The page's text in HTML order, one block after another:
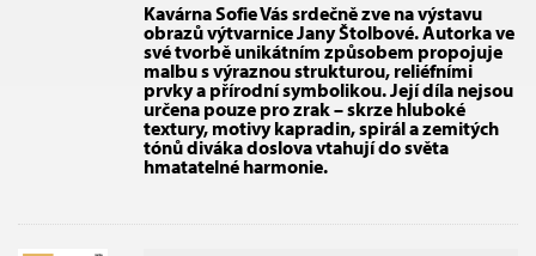
Kavárna Sofie Vás srdečně zve na výstavu
obrazů výtvarnice Jany Štolbové. Autorka ve
své tvorbě unikátním způsobem propojuje
malbu s výraznou strukturou, reliéfními
prvky a přírodní symbolikou. Její díla nejsou
určena pouze pro zrak – skrze hluboké
textury, motivy kapradin, spirál a zemitých
tónů diváka doslova vtahují do světa
hmatatelné harmonie.